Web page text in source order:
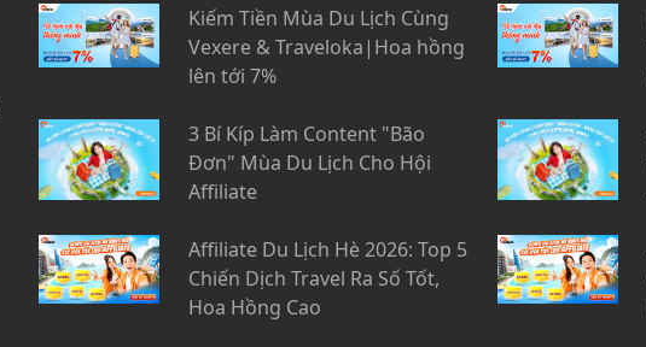
Kiếm Tiền Mùa Du Lịch Cùng
Vexere & Traveloka|Hoa hồng
lên tới 7%
3 Bí Kíp Làm Content "Bão
Đơn" Mùa Du Lịch Cho Hội
Affiliate
Affiliate Du Lịch Hè 2026: Top 5
Chiến Dịch Travel Ra Số Tốt,
Hoa Hồng Cao